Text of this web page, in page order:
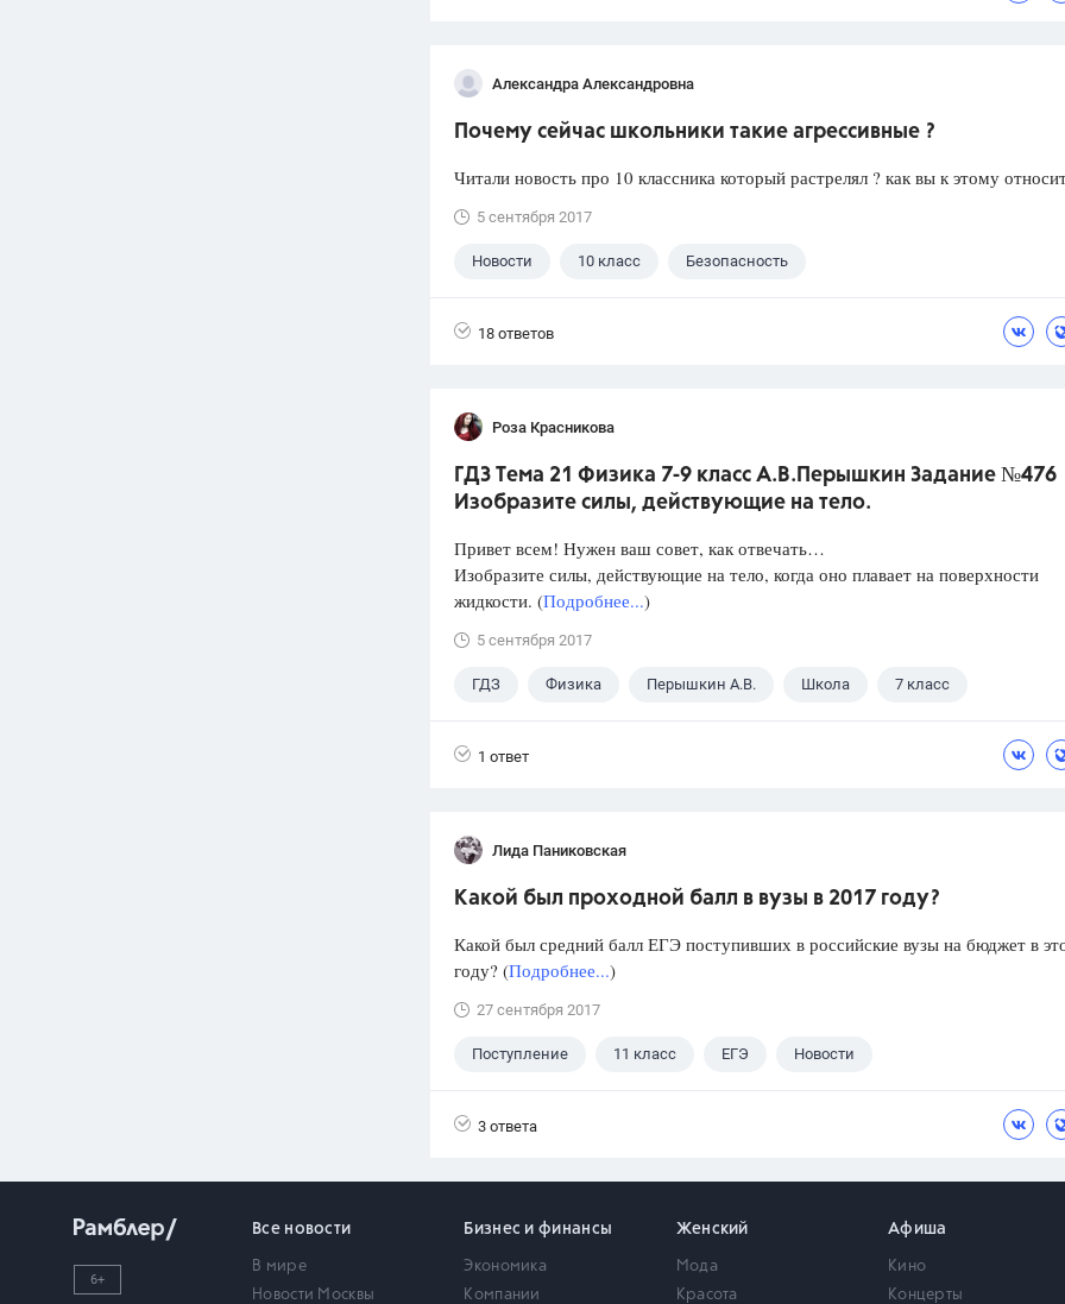
Александра Александровна
Почему сейчас школьники такие агрессивные ?
Читали новость про 10 классника который растрелял ? как вы к этому
5 сентября 2017
Новости 10 класс Безопасность
18 ответов
Роза Красникова
ГДЗ Тема 21 Физика 7-9 класс А.В.Перышкин Задание №476
Изобразите силы, действующие на тело.
Привет всем! Нужен ваш совет, как отвечать…
Изобразите силы, действующие на тело, когда оно плавает на поверхности
жидкости. (Подробнее...)
5 сентября 2017
ГДЗ Физика Перышкин А.В. Школа 7 класс
1 ответ
Лида Паниковская
Какой был проходной балл в вузы в 2017 году?
Какой был средний балл ЕГЭ поступивших в российские вузы на бюджет в
году? (Подробнее...)
27 сентября 2017
Поступление 11 класс ЕГЭ Новости
3 ответа
6+
Все новости
В мире
Новости Москвы
Бизнес и финансы
Экономика
Компании
Женский
Мода
Красота
Афиша
Кино
Концерты